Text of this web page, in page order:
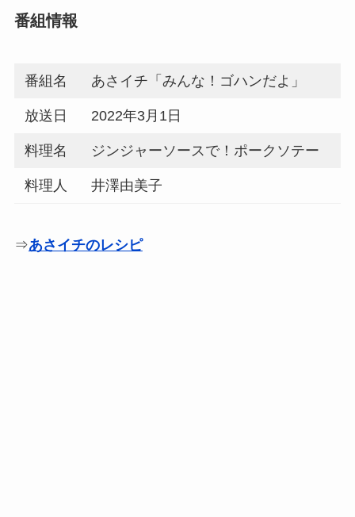
番組情報
番組名 あさイチ「みんな！ゴハンだよ」
放送日 2022年3月1日
料理名 ジンジャーソースで！ポークソテー
料理人 井澤由美子
⇒あさイチのレシピ